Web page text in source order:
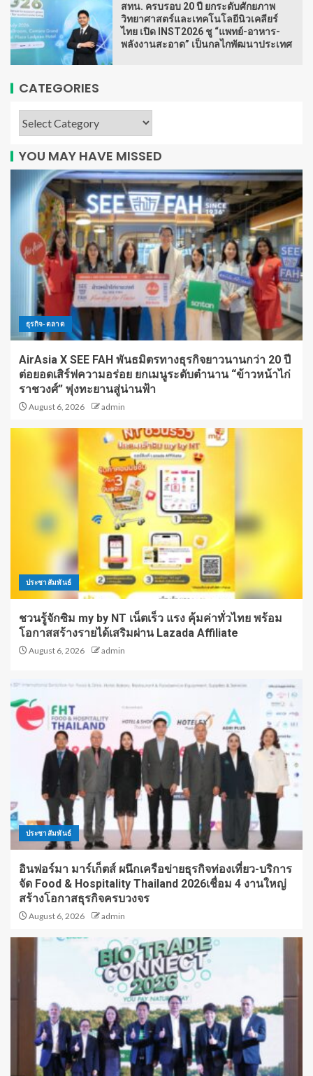
สทน. ครบรอบ 20 ปี ยกระดับศักยภาพ
วิทยาศาสตร์และเทคโนโลยีนิวเคลียร์
ไทย เปิด INST2026 ชู “แพทย์-อาหาร-
พลังงานสะอาด” เป็นกลไกพัฒนาประเทศ
CATEGORIES
YOU MAY HAVE MISSED
ธุรกิจ-ตลาด
AirAsia X SEE FAH พันธมิตรทางธุรกิจยาวนานกว่า 20 ปี
ต่อยอดเสิร์ฟความอร่อย ยกเมนูระดับตำนาน “ข้าวหน้าไก่
ราชวงศ์” พุ่งทะยานสู่น่านฟ้า
August 6, 2026 admin
ประชาสัมพันธ์
ชวนรู้จักซิม my by NT เน็ตเร็ว แรง คุ้มค่าทั่วไทย พร้อม
โอกาสสร้างรายได้เสริมผ่าน Lazada Affiliate
August 6, 2026 admin
ประชาสัมพันธ์
อินฟอร์มา มาร์เก็ตส์ ผนึกเครือข่ายธุรกิจท่องเที่ยว-บริการ
จัด Food & Hospitality Thailand 2026เชื่อม 4 งานใหญ่
สร้างโอกาสธุรกิจครบวงจร
August 6, 2026 admin